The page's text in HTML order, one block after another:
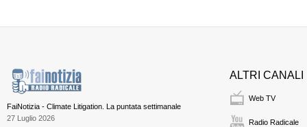
FaiNotizia - Climate Litigation. La puntata settimanale
27 Luglio 2026
ALTRI CANALI
Web TV
Radio Radicale